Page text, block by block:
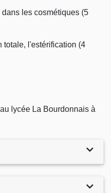
les cosmétiques (5
totale, l'estérification (4
lycée La Bourdonnais à